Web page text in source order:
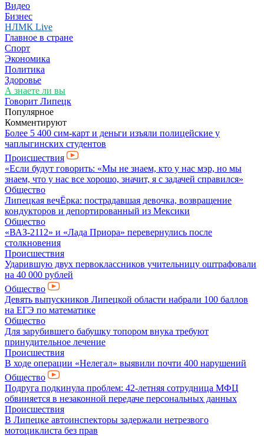
Видео
Бизнес
НЛМК Live
Главное в стране
Спорт
Экономика
Политика
Здоровье
А знаете ли вы
Говорит Липецк
Популярное
Комментируют
Более 5 400 сим-карт и деньги изъяли полицейские у
чаплыгинских студентов
Происшествия
«Если будут говорить: «Мы не знаем, кто у нас мэр, но мы
знаем, что у нас все хорошо, значит, я с задачей справился»
Общество
Липецкая вечЁрка: пострадавшая девочка, возвращение
кондукторов и депортированный из Мексики
Общество
«ВАЗ-2112» и «Лада Приора» перевернулись после
столкновения
Происшествия
Ударившую двух первоклассников учительницу оштрафовали
на 40 000 рублей
Общество
Девять выпускников Липецкой области набрали 100 баллов
на ЕГЭ по математике
Общество
Для зарубившего бабушку топором внука требуют
принудительное лечение
Происшествия
В ходе операции «Нелегал» выявили почти 400 нарушений
Общество
Подруга подкинула проблем: 42-летняя сотрудница МФЦ
обвиняется в незаконной передаче персональных данных
Происшествия
В Липецке автоинспекторы задержали нетрезвого
мотоциклиста без прав